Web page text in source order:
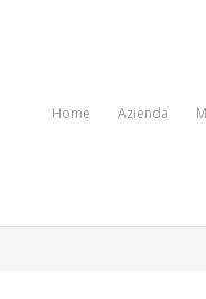
Home Azienda